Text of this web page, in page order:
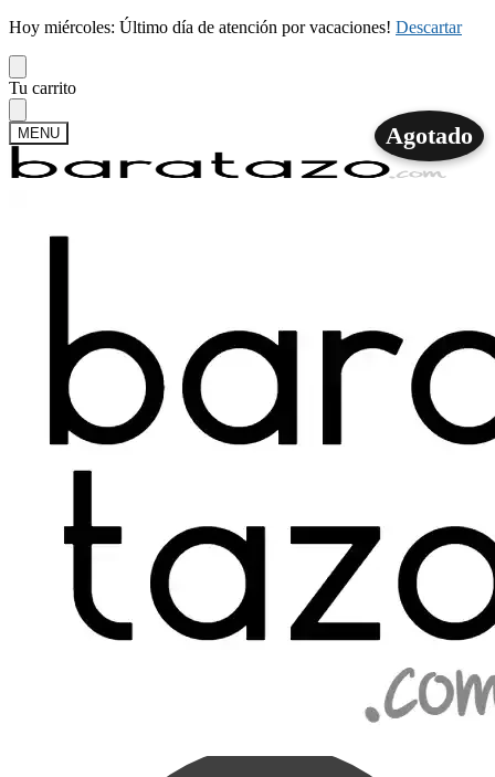
Hoy miércoles: Último día de atención por vacaciones! Descartar
Skip
to
navigation
Skip
to
content
Tu carrito
MENU
Mi cuenta
Agotado